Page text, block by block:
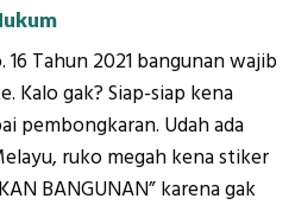
16 Tahun 2021 bangunan wajib
Kalo gak? Siap-siap kena
pembongkaran. Udah ada
ruko megah kena stiker
BANGUNAN” karena gak